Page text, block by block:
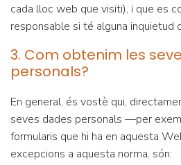
cada lloc web que visiti), i que es
responsable si té alguna inquietud
3. Com obtenim les
personals?
En general, és vostè qui,
seves dades personals —per
formularis que hi ha en aquesta
excepcions a aquesta norma, són: